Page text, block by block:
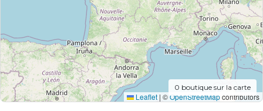
Leaflet | ©OpenStreetMapcontributors
0 boutique sur la carte